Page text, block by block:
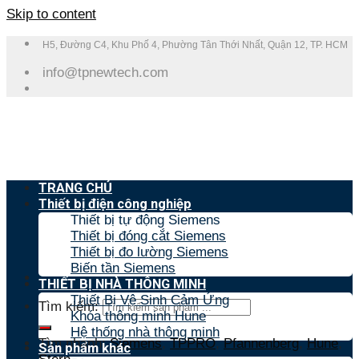
Skip to content
H5, Đường C4, Khu Phố 4, Phường Tân Thới Nhất, Quận 12, TP. HCM
info@tpnewtech.com
Tìm kiếm:
Tìm nhanh:Siemens,TPPRO,Pfannenberg,Hune,
TRANG CHỦ
Thiết bị điện công nghiệp
Thiết bị tự động Siemens
Thiết bị đóng cắt Siemens
Thiết bị đo lường Siemens
Biến tần Siemens
THIẾT BỊ NHÀ THÔNG MINH
Thiết Bị Vệ Sinh Cảm Ứng
Khóa thông minh Hune
Hệ thống nhà thông minh
Sản phẩm khác